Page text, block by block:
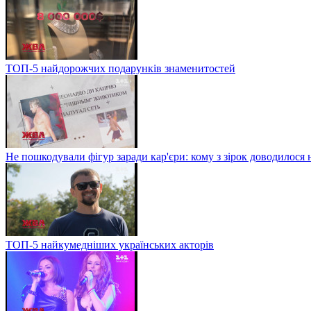
ТОП-5 найдорожчих подарунків знаменитостей
Не пошкодували фігур заради кар'єри: кому з зірок доводилося
ТОП-5 найкумедніших українських акторів